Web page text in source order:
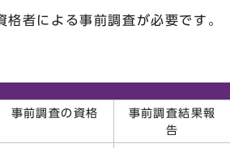
者による事前調査が必要です。
事前調査の資格
事前調査結果報
告